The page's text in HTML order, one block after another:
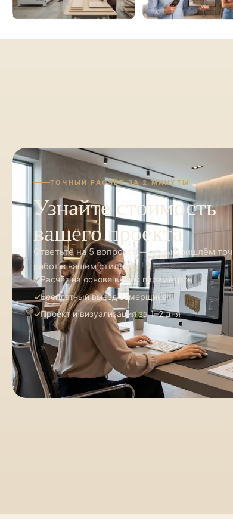
ТОЧНЫЙ РАСЧЁТ ЗА 2 МИНУТЫ
Узнайте стоимость
вашего проекта
Ответьте на 5 вопросов — и мы пришлём
работ в вашем стиле
Расчёт на основе ваших параметров
Бесплатный выезд замерщика
Проект и визуализация за 1–2 дня